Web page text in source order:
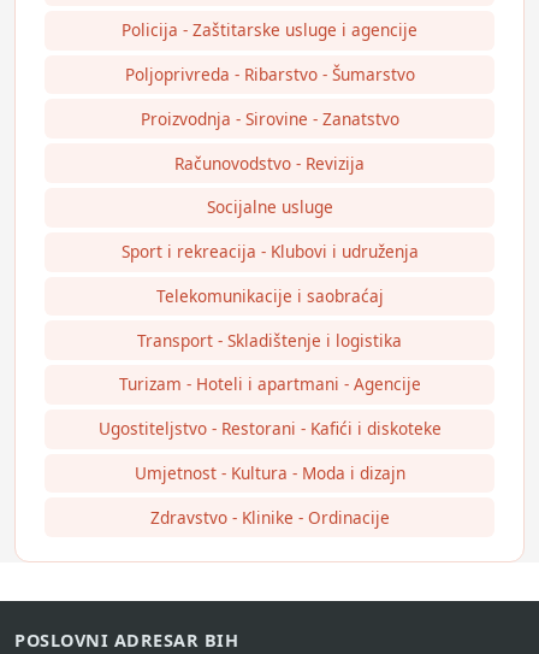
Policija - Zaštitarske usluge i agencije
Poljoprivreda - Ribarstvo - Šumarstvo
Proizvodnja - Sirovine - Zanatstvo
Računovodstvo - Revizija
Socijalne usluge
Sport i rekreacija - Klubovi i udruženja
Telekomunikacije i saobraćaj
Transport - Skladištenje i logistika
Turizam - Hoteli i apartmani - Agencije
Ugostiteljstvo - Restorani - Kafići i diskoteke
Umjetnost - Kultura - Moda i dizajn
Zdravstvo - Klinike - Ordinacije
POSLOVNI ADRESAR BIH